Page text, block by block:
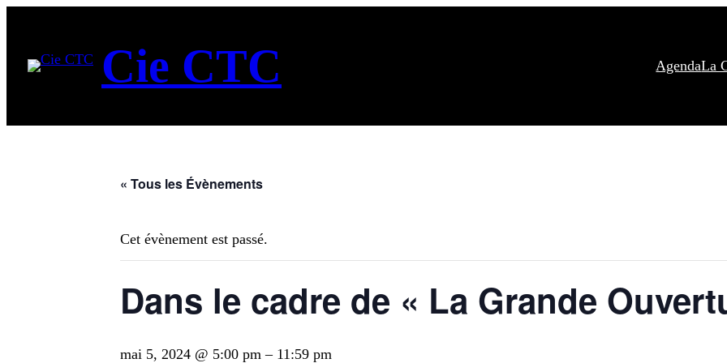
Cie CTC AgendaLa
« Tous les Évènements
Cet évènement est passé.
Dans le cadre de « La Grande
mai 5, 2024 @ 5:00 pm – 11:59 pm